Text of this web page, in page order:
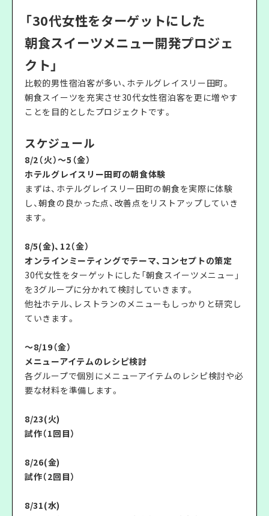
「30代女性をターゲットにした
朝食スイーツメニュー開発プロジェ
クト」
比較的男性宿泊客が多い、ホテルグレイスリー田町。
朝食スイーツを充実させ30代女性宿泊客を更に増やす
ことを目的としたプロジェクトです。
スケジュール
8/2（火）〜5（金）
ホテルグレイスリー田町の朝食体験
まずは、ホテルグレイスリー田町の朝食を実際に体験
し、朝食の良かった点、改善点をリストアップしていき
ます。
8/5(金)、12（金）
オンラインミーティングでテーマ、コンセプトの策定
30代女性をターゲットにした「朝食スイーツメニュー」
を3グループに分かれて検討していきます。
他社ホテル、レストランのメニューもしっかりと研究し
ていきます。
〜8/19（金）
メニューアイテムのレシピ検討
各グループで個別にメニューアイテムのレシピ検討や必
要な材料を準備します。
8/23(火)
試作（1回目）
8/26(金)
試作（2回目）
8/31(水)